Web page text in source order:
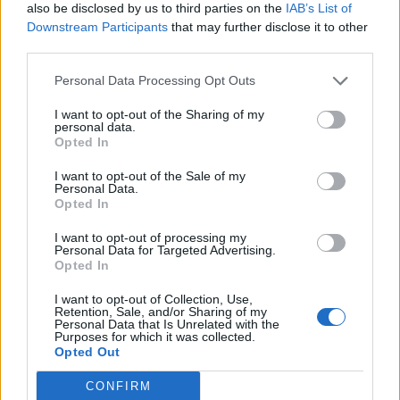
also be disclosed by us to third parties on the IAB’s List of
Downstream Participants that may further disclose it to other
Personal Data Processing Opt Outs
I want to opt-out of the Sharing of my
personal data.
Opted In
I want to opt-out of the Sale of my
Personal Data.
Opted In
I want to opt-out of processing my
Personal Data for Targeted Advertising.
Opted In
I want to opt-out of Collection, Use,
Retention, Sale, and/or Sharing of my
Personal Data that Is Unrelated with the
Purposes for which it was collected.
Opted Out
CONFIRM